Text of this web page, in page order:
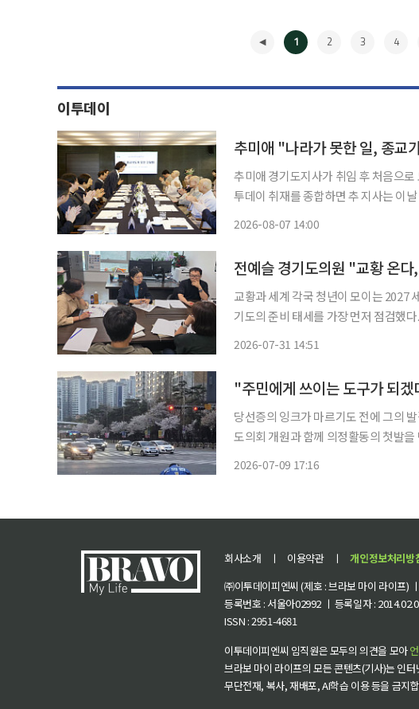
1 2 3 4
이투데이
추미애 "나라가 못한 일, 종
추미애 경기도지사가 취임 후 처음으로
투데이 취재를 종합하면 추 지사는 이
2026-08-07 14:00
교황과 세계 각국 청년이 모이는 2027
기도의 준비 태세를 가장 먼저 점검했
2026-07-31 14:51
당선증의 잉크가 마르기도 전에 그의 발걸음
도의회 개원과 함께 의정활동의 첫발
2026-07-09 17:16
회사소개 ㅣ 이용약관 ㅣ 개인정보처리방
㈜이투데이피엔씨 (제호 : 브라보 마이 라이프)
등록번호 : 서울아02992 ㅣ 등록일자 :
ISSN : 2951-4681
이투데이피엔씨 임직원은 모두의 의견을 모아
브라보 마이 라이프의 모든 콘텐츠(기사)는 인
무단전재, 복사, 재배포, AI학습 이용 등을 금지